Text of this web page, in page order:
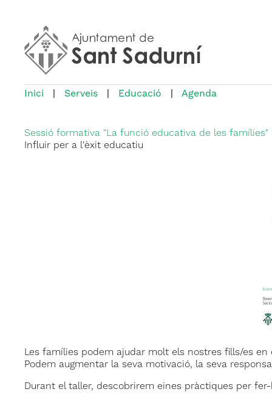
Inici Serveis Educació Agenda
Sessió formativa "La funció educativa de les famílies"
Influir per a l'èxit educatiu
Les famílies podem ajudar molt els nostres fills/es
Podem augmentar la seva motivació, la seva
Durant el taller, descobrirem eines pràctiques per